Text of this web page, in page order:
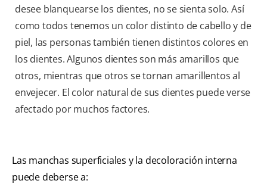
desee blanquearse los dientes, no se sienta solo. Así
como todos tenemos un color distinto de cabello y de
piel, las personas también tienen distintos colores en
los dientes. Algunos dientes son más amarillos que
otros, mientras que otros se tornan amarillentos al
envejecer. El color natural de sus dientes puede verse
afectado por muchos factores.
Las manchas superficiales y la decoloración interna
puede deberse a: